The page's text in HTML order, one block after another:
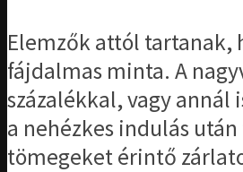
Elemzők attól tartanak,
fájdalmas minta. A
százalékkal, vagy annál
a nehézkes indulás
tömegeket érintő